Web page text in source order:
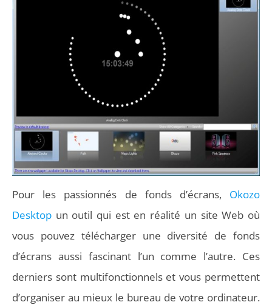
Pour les passionnés de fonds d’écrans, Okozo
Desktop un outil qui est en réalité un site Web où
vous pouvez télécharger une diversité de fonds
d’écrans aussi fascinant l’un comme l’autre. Ces
derniers sont multifonctionnels et vous permettent
d’organiser au mieux le bureau de votre ordinateur.